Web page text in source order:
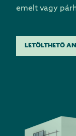
emelt vagy
LETÖLTHETŐ